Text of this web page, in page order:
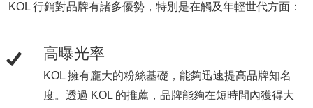
KOL 行銷對品牌有諸多優勢，特別是在觸及年輕世代方面：
高曝光率
KOL 擁有龐大的粉絲基礎，能夠迅速提高品牌知名
度。透過 KOL 的推薦，品牌能夠在短時間內獲得大